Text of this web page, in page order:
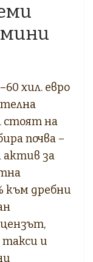
мини
хил. евро
стоят на
почва –
актив за
към дребни
и